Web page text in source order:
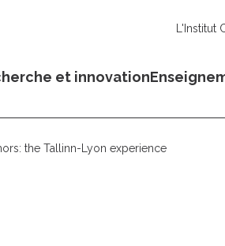
L'Institut
et innovation
the Tallinn-Lyon experience